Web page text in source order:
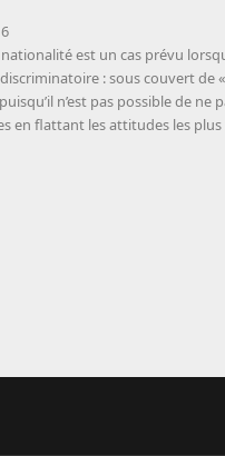
est un cas prévu
: sous couvert
n’est pas possible de
en flattant les attitudes les